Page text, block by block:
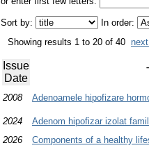
Sort by:
In order:
Showing results 1 to 20 of 40
Issue
Date
2008 Adenoamele hipofizare
2024
Adenom hipofizar izolat
2026
Components of a healthy